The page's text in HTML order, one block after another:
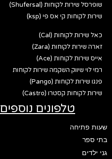
שופרסל שירות לקוחות (Shufersal)
שירות לקוחות קי אס פי (ksp)
כאל שירות לקוחות (Cal)
זארה שירות לקוחות (Zara)
אייס שירות לקוחות (Ace)
רמי לוי שיווק השקמה שירות לקוחות
פנגו שירות לקוחות (Pango)
שירות לקוחות קסטרו (Castro)
טלפונים
שעות פתיחה
בתי ספר
גני ילדים